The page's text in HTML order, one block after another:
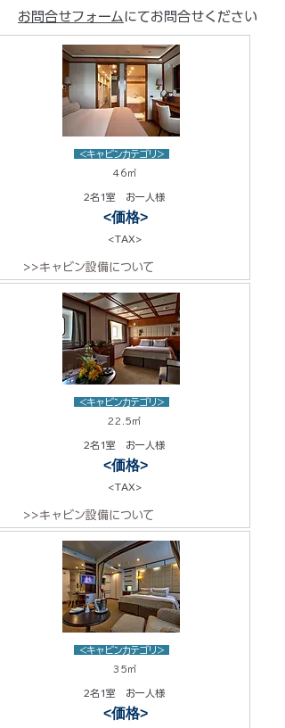
お問合せフォームにてお問合せください
<キャビンカテゴリ>
46㎡
2名1室 お一人様
<価格>
<TAX>
>>キャビン設備について
<キャビンカテゴリ>
22.5㎡
2名1室 お一人様
<価格>
<TAX>
>>キャビン設備について
<キャビンカテゴリ>
35㎡
2名1室 お一人様
<価格>